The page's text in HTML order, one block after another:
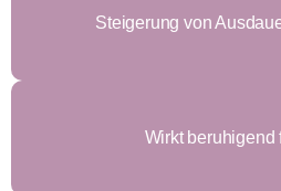
Steigerung von
Wirkt beruhigend